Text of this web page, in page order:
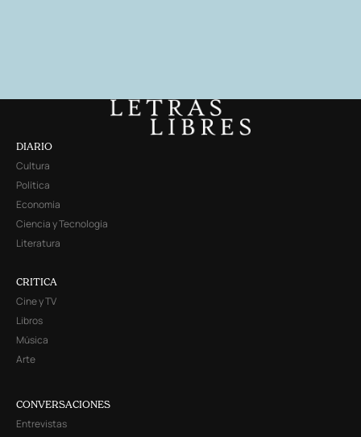
DIARIO
Cultura
Política
Economía
Ciencia y Tecnología
Literatura
CRITICA
Cine y TV
Libros
Música
Arte
CONVERSACIONES
Entrevistas